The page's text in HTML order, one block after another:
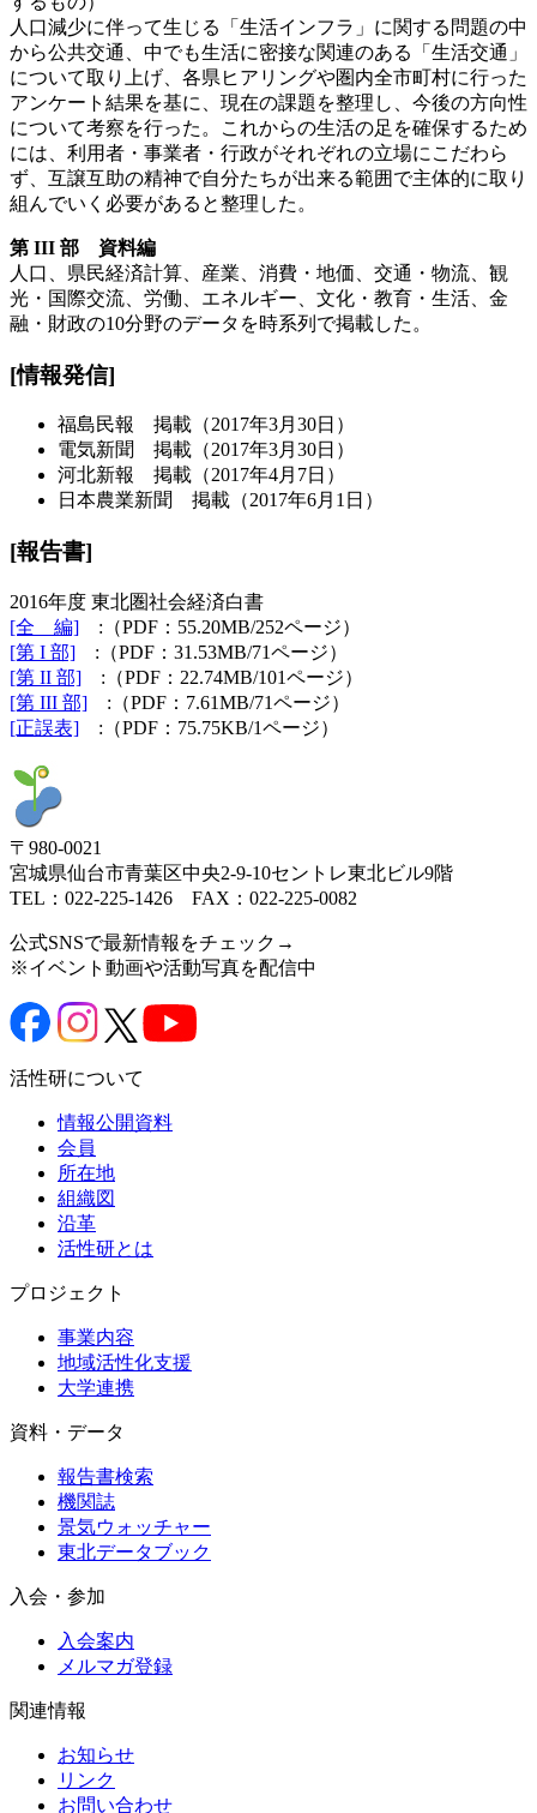
人口減少に伴って生じる「生活インフラ」に関する問題の中
から公共交通、中でも生活に密接な関連のある「生活交通」
について取り上げ、各県ヒアリングや圏内全市町村に行った
アンケート結果を基に、現在の課題を整理し、今後の方向性
について考察を行った。これからの生活の足を確保するため
には、利用者・事業者・行政がそれぞれの立場にこだわら
ず、互譲互助の精神で自分たちが出来る範囲で主体的に取り
組んでいく必要があると整理した。
第 III 部 資料編
人口、県民経済計算、産業、消費・地価、交通・物流、観
光・国際交流、労働、エネルギー、文化・教育・生活、金
融・財政の10分野のデータを時系列で掲載した。
[情報発信]
福島民報 掲載（2017年3月30日）
電気新聞 掲載（2017年3月30日）
河北新報 掲載（2017年4月7日）
日本農業新聞 掲載（2017年6月1日）
[報告書]
2016年度 東北圏社会経済白書
[全 編] :（PDF：55.20MB/252ページ）
[第 I 部] :（PDF：31.53MB/71ページ）
[第 II 部] :（PDF：22.74MB/101ページ）
[第 III 部] :（PDF：7.61MB/71ページ）
[正誤表] :（PDF：75.75KB/1ページ）
〒980-0021
宮城県仙台市青葉区中央2-9-10セントレ東北ビル9階
TEL：022-225-1426 FAX：022-225-0082
公式SNSで最新情報をチェック→
※イベント動画や活動写真を配信中
活性研について
情報公開資料
会員
所在地
組織図
沿革
活性研とは
プロジェクト
事業内容
地域活性化支援
大学連携
資料・データ
報告書検索
機関誌
景気ウォッチャー
東北データブック
入会・参加
入会案内
メルマガ登録
関連情報
お知らせ
リンク
お問い合わせ